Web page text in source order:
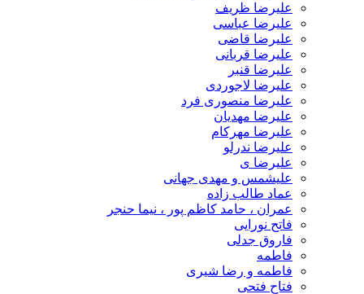
علیرضا ظریف
علیرضا عباسی
علیرضا قاضی
علیرضا قربانی
علیرضا قنبر
علیرضا لاجوردی
علیرضا منصوری فرد
علیرضا مهدیان
علیرضا مهرکام
علیرضا ندرلو
علیرضا ی
علیشمس و مهدی جهانی
عماد طالب زاده
عمران ، حامد کاظم پور ، نیما حنجر
فاتح نورایی
فاروق جدلی
فاطمه
فاطمه و رضا شیری
فتاح فتحی